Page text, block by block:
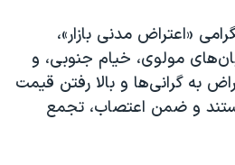
ایران
«اعتراض مدنی بازار»،
مولوی، خیام جنوبی، و
به گرانی‌ها و بالا رفتن قیمت
و ضمن اعتصاب، تجمع